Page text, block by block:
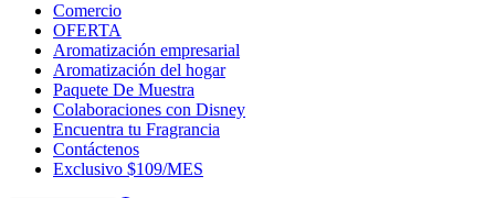
Comercio
OFERTA
Aromatización empresarial
Aromatización del hogar
Paquete De Muestra
Colaboraciones con Disney
Encuentra tu Fragrancia
Contáctenos
Exclusivo $109/MES